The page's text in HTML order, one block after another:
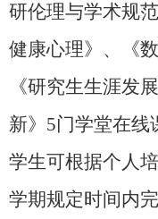
研伦理与学术规
健康心理》、《
《研究生生涯发
新》 5门学堂在线
学生可根据个人
学期规定时间内